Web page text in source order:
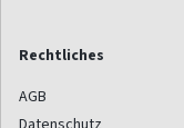
Rechtliches
AGB